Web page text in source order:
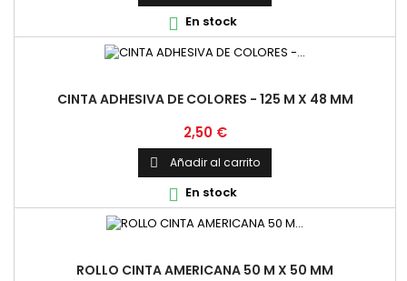
 En stock
CINTA ADHESIVA DE COLORES - 125 M X 48 MM
Precio
2,50 €
 Añadir al carrito
 En stock
ROLLO CINTA AMERICANA 50 M X 50 MM